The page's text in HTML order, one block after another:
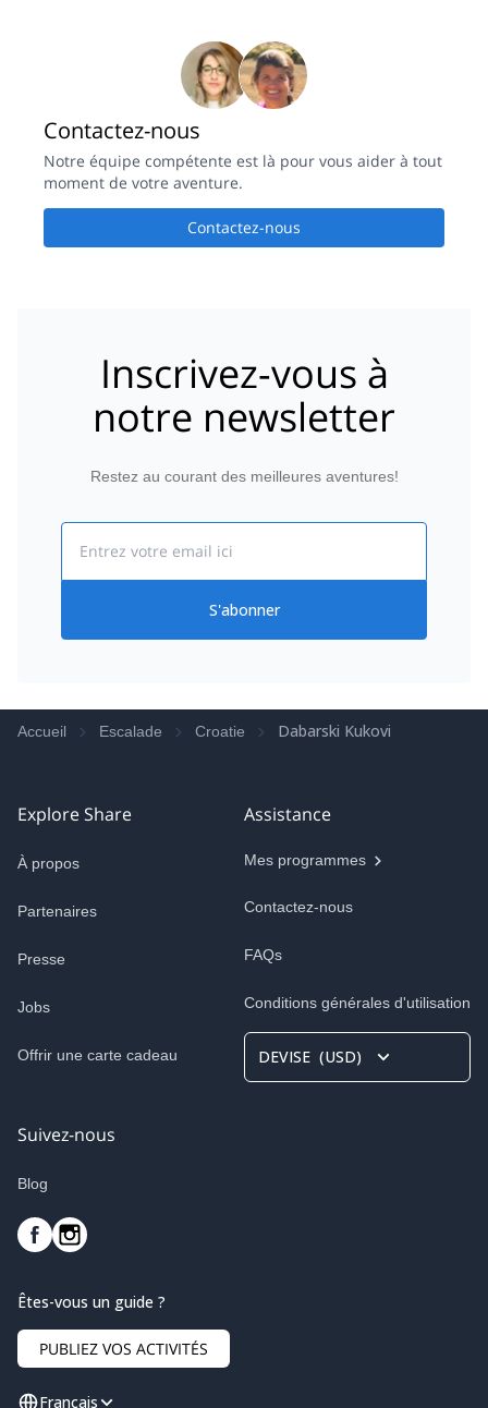
Contactez-nous
Notre équipe compétente est là pour vous aider à tout
moment de votre aventure.
Contactez-nous
Inscrivez-vous à
notre newsletter
Restez au courant des meilleures aventures!
S'abonner
Accueil Escalade Croatie Dabarski Kukovi
Explore Share
À propos
Partenaires
Presse
Jobs
Offrir une carte cadeau
Assistance
Mes programmes
Contactez-nous
FAQs
Conditions générales d'utilisation
DEVISE (USD)
Suivez-nous
Blog
Êtes-vous un guide ?
PUBLIEZ VOS ACTIVITÉS
Français